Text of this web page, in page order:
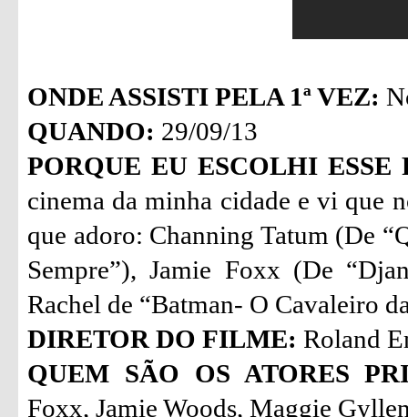
ONDE ASSISTI PELA 1ª VEZ:
QUANDO: 29/09/13
PORQUE EU ESCOLHI ESSE
cinema da minha cidade e vi que
que adoro: Channing Tatum (De
Sempre”), Jamie Foxx (De
Rachel de “Batman- O Cavaleiro
DIRETOR DO FILME: Roland
QUEM SÃO OS ATORES
Foxx, Jamie Woods, Maggie